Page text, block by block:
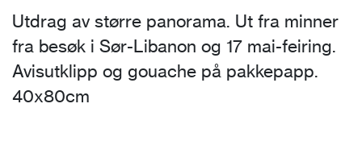
Utdrag av større panorama. Ut fra minner
fra besøk i Sør-Libanon og 17 mai-feiring.
Avisutklipp og gouache på pakkepapp.
40x80cm